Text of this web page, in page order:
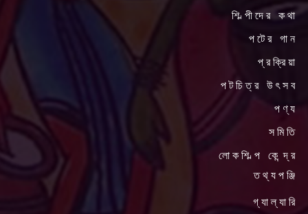
শিল্পীদের কথা
পটের গান
প্রক্রিয়া
পটচিত্র উৎসব
পণ্য
সমিতি
লোকশিল্প কেন্দ্র
তথ্যপঞ্জি
গ্যাল্যারি